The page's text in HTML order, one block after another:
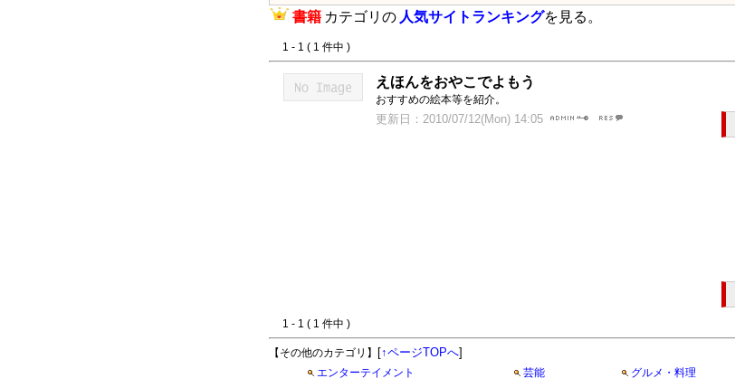
書籍 カテゴリの 人気サイトランキングを見る。
1 - 1 ( 1 件中 )
えほんをおやこでよもう
おすすめの絵本等を紹介。
更新日：2010/07/12(Mon) 14:05
1 - 1 ( 1 件中 )
【その他のカテゴリ】 [↑ページTOPへ]
エンターテイメント 芸能 グルメ・料理